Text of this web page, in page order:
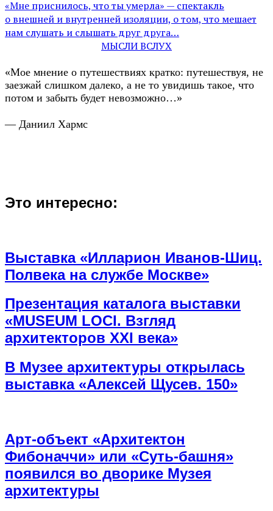
«Мне приснилось, что ты умерла» — спектакль
о внешней и внутренней изоляции, о том, что мешает
нам слушать и слышать друг друга…
МЫСЛИ ВСЛУХ
«Мое мнение о путешествиях кратко: путешествуя, не
заезжай слишком далеко, а не то увидишь такое, что
потом и забыть будет невозможно…»
— Даниил Хармс
Это интересно:
Выставка «Илларион Иванов-Шиц.
Полвека на службе Москве»
Презентация каталога выставки
«MUSEUM LOCI. Взгляд
архитекторов XXI века»
В Музее архитектуры открылась
выставка «Алексей Щусев. 150»
Арт-объект «Архитектон
Фибоначчи» или «Суть-башня»
появился во дворике Музея
архитектуры